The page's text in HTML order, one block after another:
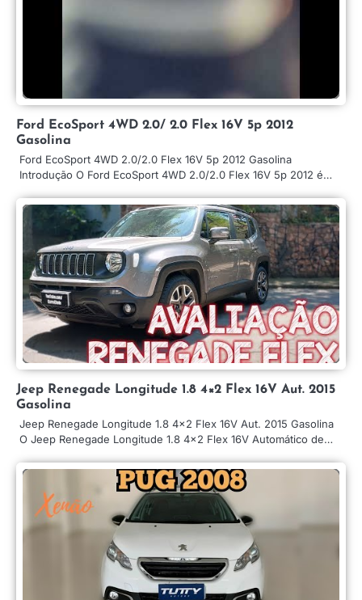
Ford EcoSport 4WD 2.0/ 2.0 Flex 16V 5p 2012
Gasolina
Ford EcoSport 4WD 2.0/2.0 Flex 16V 5p 2012 Gasolina
Introdução O Ford EcoSport 4WD 2.0/2.0 Flex 16V 5p 2012 é…
Jeep Renegade Longitude 1.8 4×2 Flex 16V Aut. 2015
Gasolina
Jeep Renegade Longitude 1.8 4×2 Flex 16V Aut. 2015 Gasolina
O Jeep Renegade Longitude 1.8 4×2 Flex 16V Automático de…